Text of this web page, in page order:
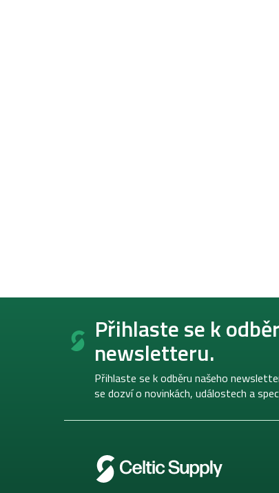
Z
Přihlaste se k
newsletteru.
Přihlaste se k odběru našeho
se dozví o novinkách, událostech a